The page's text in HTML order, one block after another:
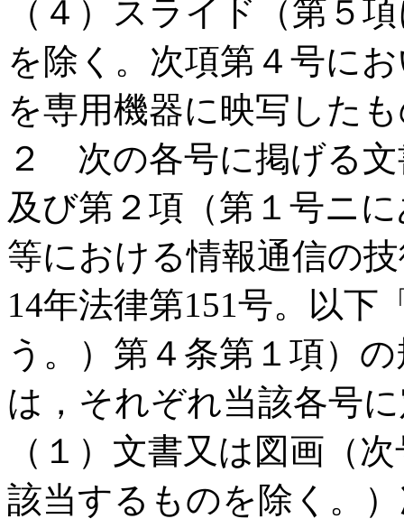
（４）スライド（第５
を除く。次項第４号に
を専用機器に映写した
２ 次の各号に掲げる文
及び第２項（第１号ニ
等における情報通信の
14年法律第151号。以下
う。）第４条第１項）
は，それぞれ当該各号
（１）文書又は図画（
該当するものを除く。